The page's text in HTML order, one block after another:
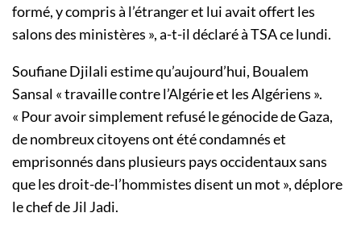
formé, y compris à l’étranger et lui avait offert les
salons des ministères », a-t-il déclaré à TSA ce lundi.
Soufiane Djilali estime qu’aujourd’hui, Boualem
Sansal « travaille contre l’Algérie et les Algériens ».
« Pour avoir simplement refusé le génocide de Gaza,
de nombreux citoyens ont été condamnés et
emprisonnés dans plusieurs pays occidentaux sans
que les droit-de-l’hommistes disent un mot », déplore
le chef de Jil Jadi.